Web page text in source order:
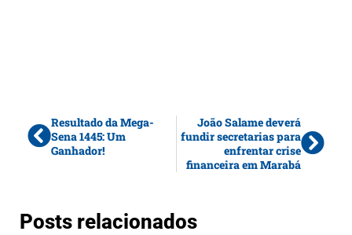
Resultado da Mega-
Sena 1445: Um
Ganhador!
João Salame deverá
fundir secretarias para
enfrentar crise
financeira em Marabá
Posts relacionados